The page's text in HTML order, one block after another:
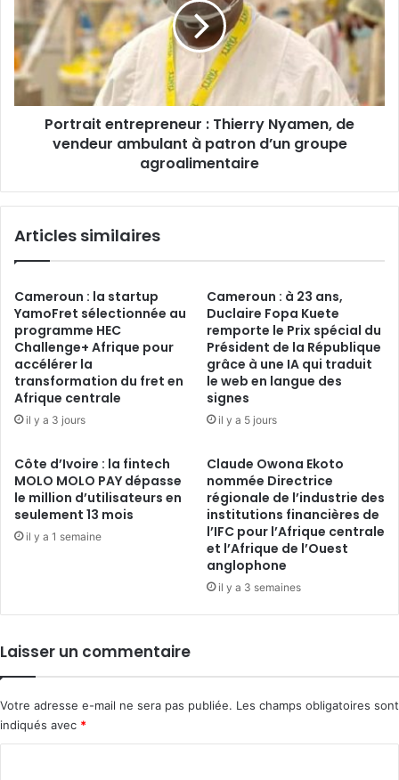
Nyamen,
de
vendeur
ambulant
à
patron
groupe
Portrait entrepreneur : Thierry Nyamen, de
vendeur ambulant à patron d’un groupe
agroalimentaire
Articles similaires
Cameroun : la startup
YamoFret sélectionnée au
programme HEC
Challenge+ Afrique pour
accélérer la
transformation du fret en
Afrique centrale
il y a 3 jours
Cameroun : à 23 ans,
Duclaire Fopa Kuete
remporte le Prix spécial du
Président de la République
grâce à une IA qui traduit
le web en langue des
signes
il y a 5 jours
Côte d’Ivoire : la fintech
MOLO MOLO PAY dépasse
le million d’utilisateurs en
seulement 13 mois
il y a 1 semaine
Claude Owona Ekoto
nommée Directrice
régionale de l’industrie des
institutions financières de
l’IFC pour l’Afrique centrale
et l’Afrique de l’Ouest
anglophone
il y a 3 semaines
Laisser un commentaire
Votre adresse e-mail ne sera pas publiée. Les champs obligatoires sont
indiqués avec *